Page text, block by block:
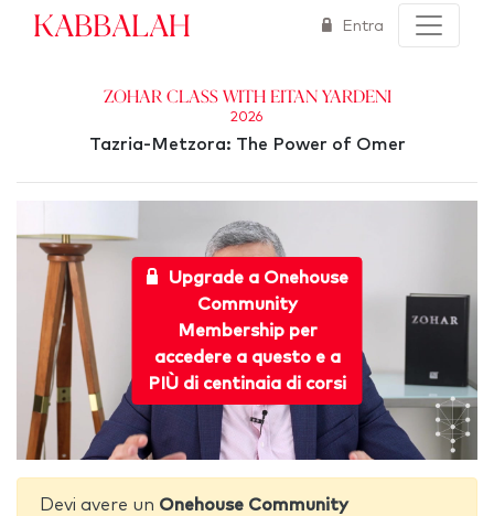
Kabbalah Entra
Zohar Class with Eitan Yardeni
2026
Tazria-Metzora: The Power of Omer
Upgrade a Onehouse
Community
Membership per
accedere a questo e a
PIÙ di centinaia di corsi
Devi avere un Onehouse Community